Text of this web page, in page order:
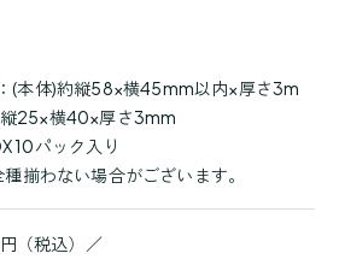
(本体)約縦58×横45mm以内×厚さ3m
25×横40×厚さ3mm
10パック入り
揃わない場合がございます。
（税込）／